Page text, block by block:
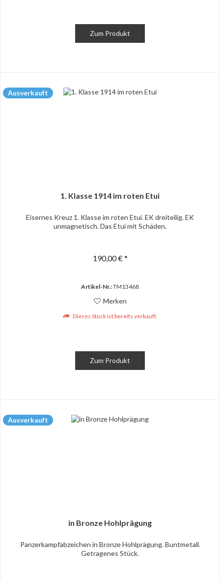
Zum Produkt
Ausverkauft
1. Klasse 1914 im roten Etui
Eisernes Kreuz 1. Klasse im roten Etui. EK dreiteilig. EK
unmagnetisch. Das Etui mit Schäden.
190,00 € *
Artikel-Nr.:TM13468
Merken
Dieses Stück ist bereits verkauft.
Zum Produkt
Ausverkauft
in Bronze Hohlprägung
Panzerkampfabzeichen in Bronze Hohlprägung. Buntmetall.
Getragenes Stück.